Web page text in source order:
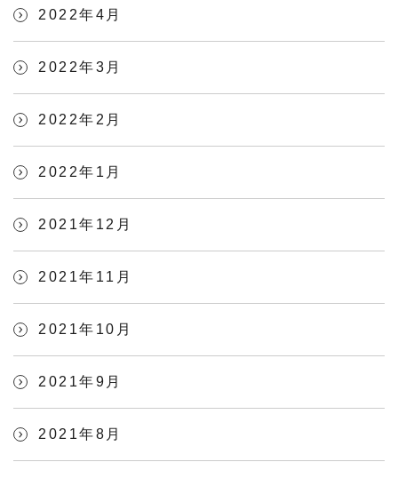
2022年4月
2022年3月
2022年2月
2022年1月
2021年12月
2021年11月
2021年10月
2021年9月
2021年8月